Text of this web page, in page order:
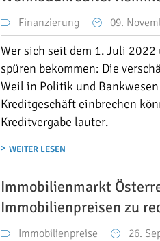
Finanzierung 09.
Wer sich seit dem 1. Juli
spüren bekommen: Die
Weil in Politik und
Kreditgeschäft einbrechen
Kreditvergabe lauter.
WEITER LESEN
Immobilienmarkt
Immobilienpreisen zu
Immobilienpreise 26.